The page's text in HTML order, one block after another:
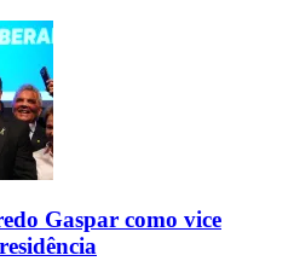
Gaspar como vice